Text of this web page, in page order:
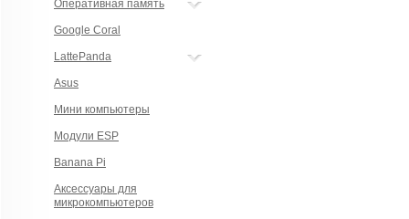
Оперативная память
Google Coral
LattePanda
Asus
Мини компьютеры
Модули ESP
Banana Pi
Аксессуары для
микрокомпьютеров